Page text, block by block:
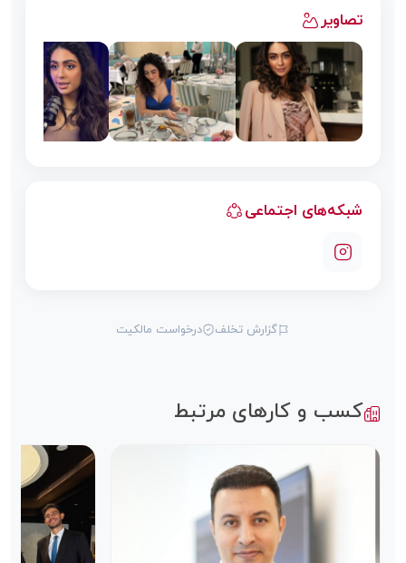
تصاویر
شبکه‌های اجتماعی
گزارش تخلف درخواست مالکیت
کسب و کارهای مرتبط